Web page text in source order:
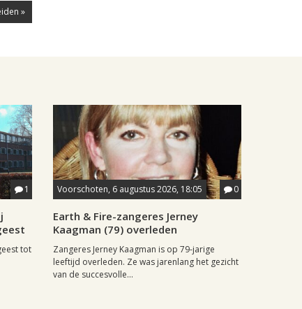
»
1
tot
Voorschoten, 6 augustus 2026, 18:05 0
Earth & Fire-zangeres Jerney
Kaagman (79) overleden
Zangeres Jerney Kaagman is op 79-jarige
leeftijd overleden. Ze was jarenlang het gezicht
van de succesvolle...